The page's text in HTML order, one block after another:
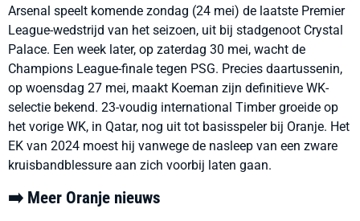
Arsenal speelt komende zondag (24 mei) de laatste Premier
League-wedstrijd van het seizoen, uit bij stadgenoot Crystal
Palace. Een week later, op zaterdag 30 mei, wacht de
Champions League-finale tegen PSG. Precies daartussenin,
op woensdag 27 mei, maakt Koeman zijn definitieve WK-
selectie bekend. 23-voudig international Timber groeide op
het vorige WK, in Qatar, nog uit tot basisspeler bij Oranje. Het
EK van 2024 moest hij vanwege de nasleep van een zware
kruisbandblessure aan zich voorbij laten gaan.
➡️ Meer Oranje nieuws